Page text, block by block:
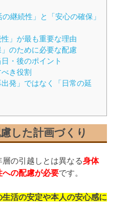
継続性」と「安心の確保」
」が最も重要な理由
のために必要な配慮
・後のポイント
き役割
発」ではなく「日常の延
した計画づくり
の引越しとは異なる身体
への配慮が必要です。
活の安定や本人の安心感に